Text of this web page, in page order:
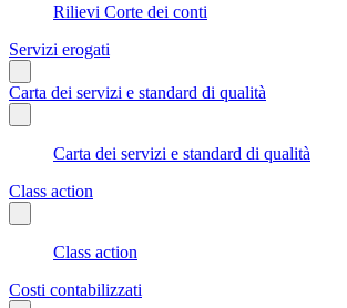
Rilievi Corte dei conti
Servizi erogati
Carta dei servizi e standard di qualità
Carta dei servizi e standard di qualità
Class action
Class action
Costi contabilizzati